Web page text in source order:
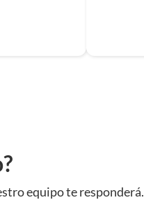
equipo te responderá.